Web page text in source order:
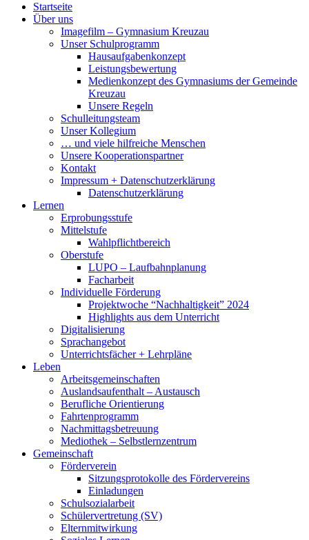
Startseite
Über uns
Imagefilm – Gymnasium Kreuzau
Unser Schulprogramm
Hausaufgabenkonzept
Leistungsbewertung
Medienkonzept des Gymnasiums der Gemeinde
Kreuzau
Unsere Regeln
Schulleitungsteam
Unser Kollegium
… und viele hilfreiche Menschen
Unsere Kooperationspartner
Kontakt
Impressum + Datenschutzerklärung
Datenschutzerklärung
Lernen
Erprobungsstufe
Mittelstufe
Wahlpflichtbereich
Oberstufe
LUPO – Laufbahnplanung
Facharbeit
Individuelle Förderung
Projektwoche “Nachhaltigkeit” 2024
Highlights aus dem Unterricht
Digitalisierung
Sprachangebot
Unterrichtsfächer + Lehrpläne
Leben
Arbeitsgemeinschaften
Auslandsaufenthalt – Austausch
Berufliche Orientierung
Fahrtenprogramm
Nachmittagsbetreuung
Mediothek – Selbstlernzentrum
Gemeinschaft
Förderverein
Sitzungsprotokolle des Fördervereins
Einladungen
Schulsozialarbeit
Schülervertretung (SV)
Elternmitwirkung